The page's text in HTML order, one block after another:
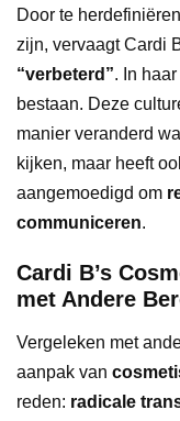
Door te
zijn, vervaagt Cardi
“verbeterd”. In
bestaan. Deze
manier veranderd
kijken, maar heeft
aangemoedigd om
communiceren.
Cardi B’s
met Andere
Vergeleken met
aanpak van
reden: radicale